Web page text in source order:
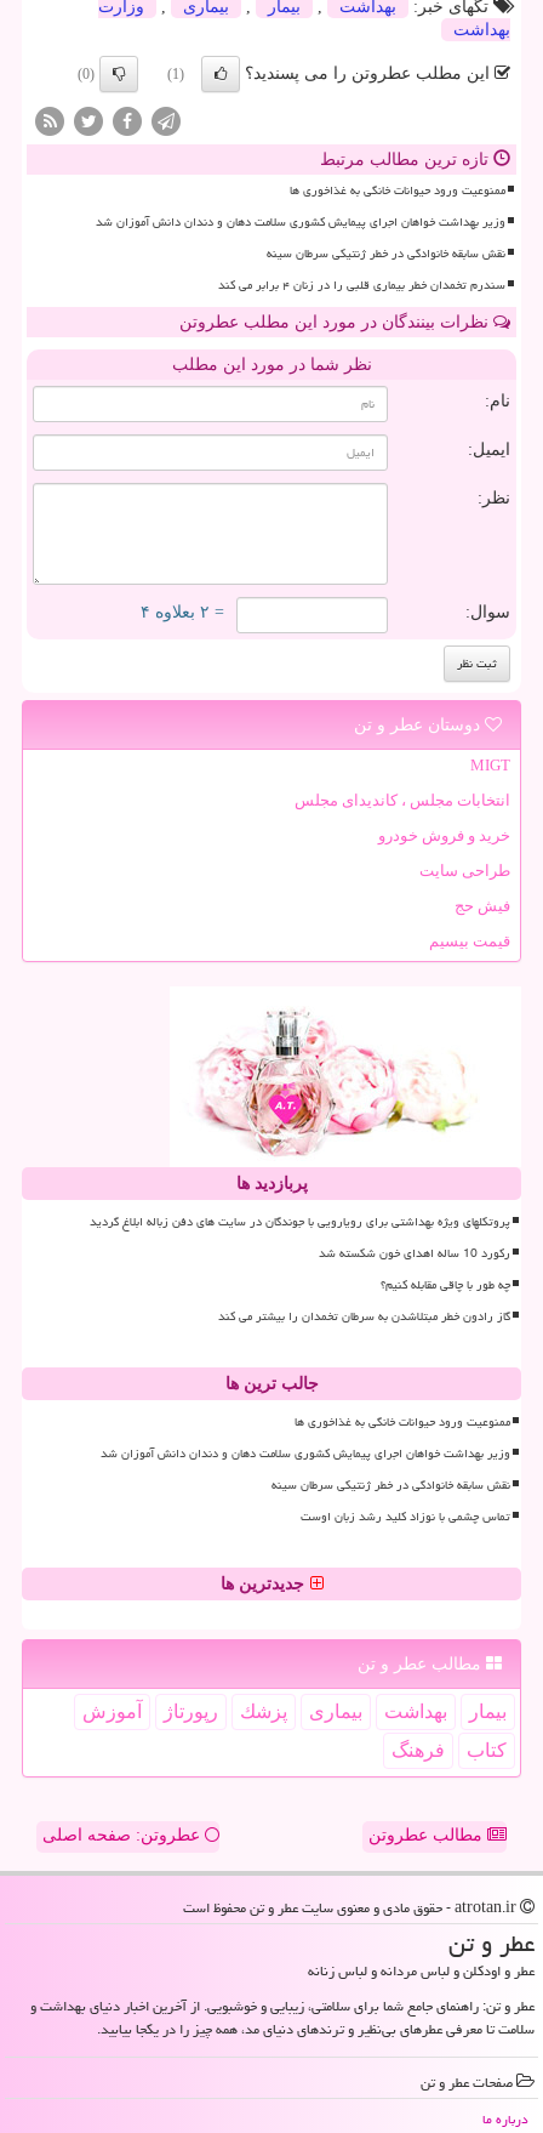
تگهای خبر:
بهداشت بیمار بیماری
وزارت
بهداشت
این مطلب عطروتن را می پسندید؟ (1)
(0)
تازه ترین مطالب مرتبط
ممنوعیت ورود حیوانات خانگی به غذاخوری ها
وزیر بهداشت خواهان اجرای پیمایش کشوری سلامت دهان و دندان دانش آموزان شد
نقش سابقه خانوادگی در خطر ژنتیکی سرطان سینه
سندرم تخمدان خطر بیماری قلبی را در زنان ۴ برابر می کند
نظرات بینندگان در مورد این مطلب عطروتن
نظر شما در مورد این مطلب
نام:
ایمیل:
نظر:
سوال: = ۲ بعلاوه ۴
دوستان عطر و تن
MIGT
انتخابات مجلس ، کاندیدای مجلس
خرید و فروش خودرو
طراحی سایت
فیش حج
قیمت بیسیم
پربازدید ها
پروتکلهای ویژه بهداشتی برای رویارویی با جوندگان در سایت های دفن زباله ابلاغ گردید
رکورد 10 ساله اهدای خون شکسته شد
چه طور با چاقی مقابله کنیم؟
گاز رادون خطر مبتلاشدن به سرطان تخمدان را بیشتر می کند
جالب ترین ها
ممنوعیت ورود حیوانات خانگی به غذاخوری ها
وزیر بهداشت خواهان اجرای پیمایش کشوری سلامت دهان و دندان دانش آموزان شد
نقش سابقه خانوادگی در خطر ژنتیکی سرطان سینه
تماس چشمی با نوزاد کلید رشد زبان اوست
جدیدترین ها
مطالب عطر و تن
بیمار بهداشت بیماری پزشك رپورتاژ
آموزش
كتاب
فرهنگ
مطالب عطروتن عطروتن: صفحه اصلی
عطر و تن
عطر و اودکلن و لباس مردانه و لباس زنانه
عطر و تن: راهنمای جامع شما برای سلامتی، زیبایی و خوشبویی. از آخرین اخبار دنیای بهداشت و
سلامت تا معرفی عطرهای بی‌نظیر و ترندهای دنیای مد، همه چیز را در یکجا بیابید.
صفحات عطر و تن
درباره ما